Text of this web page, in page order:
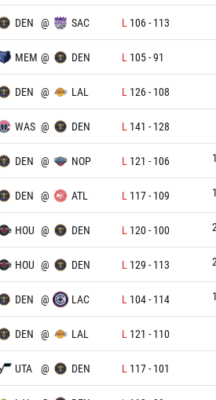
DEN @ SAC L 106- 113
MEM @ DEN L 105-91
DEN @ LAL L 126- 108
WAS @ DEN L 141 - 128
DEN @ NOP L 121 - 106
DEN @ ATL L 117- 109
HOU @ DEN L 120- 100
HOU @ DEN L 129 - 113
DEN @ LAC L 104- 114
DEN @ LAL L 121 - 110
UTA @ DEN L 117- 101